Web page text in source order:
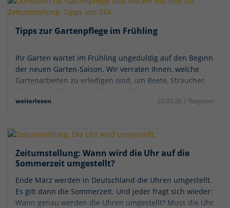
Tipps zur Gartenpflege im Frühling
Ihr Garten wartet im Frühling ungeduldig auf den Beginn
der neuen Garten-Saison. Wir verraten Ihnen, welche
Gartenarbeiten zu erledigen sind, um Beete, Sträucher,
Bäume und Pflanzkübel frühlingsfit zu machen.
weiterlesen 23.03.26 | Ratgeber
Zeitumstellung: Wann wird die Uhr auf die
Sommerzeit umgestellt?
Ende März werden in Deutschland die Uhren umgestellt.
Es gilt dann die Sommerzeit. Und jeder fragt sich wieder:
Wann genau werden die Uhren umgestellt? Muss die Uhr